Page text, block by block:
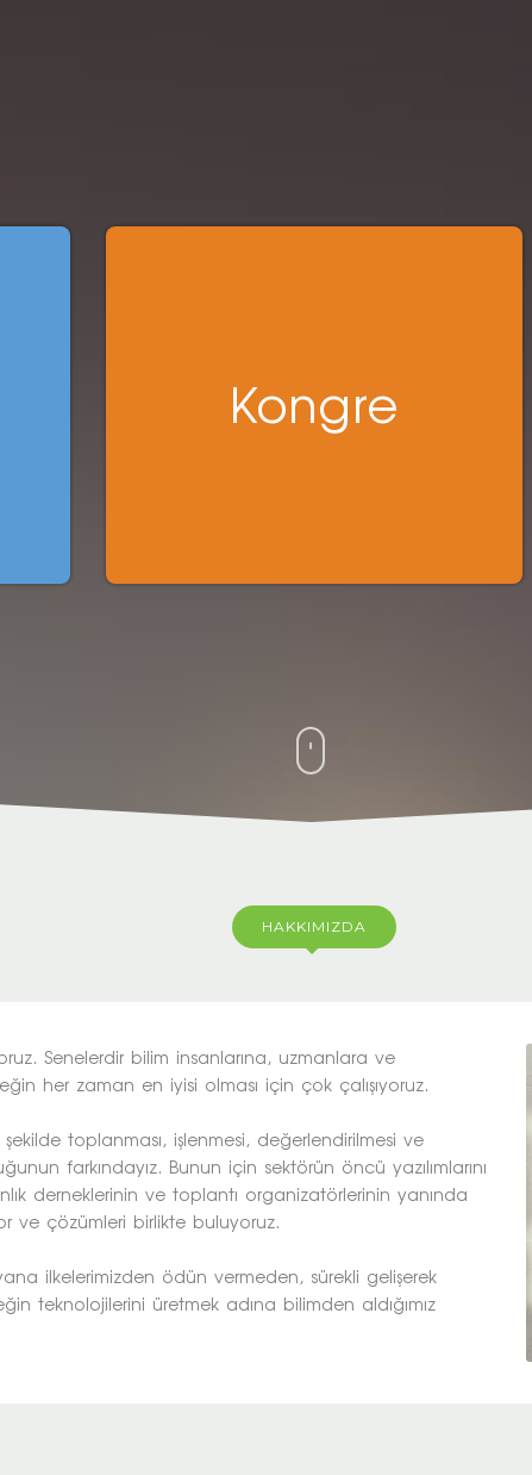
Kongre
HAKKIMIZDA
Senelerdir bilim insanlarına, uzmanlara ve
her zaman en iyisi olması için çok çalışıyoruz.
toplanması, işlenmesi, değerlendirilmesi ve
farkındayız. Bunun için sektörün öncü yazılımlarını
derneklerinin ve toplantı organizatörlerinin yanında
ve çözümleri birlikte buluyoruz.
ilkelerimizden ödün vermeden, sürekli gelişerek
teknolojilerini üretmek adına bilimden aldığımız